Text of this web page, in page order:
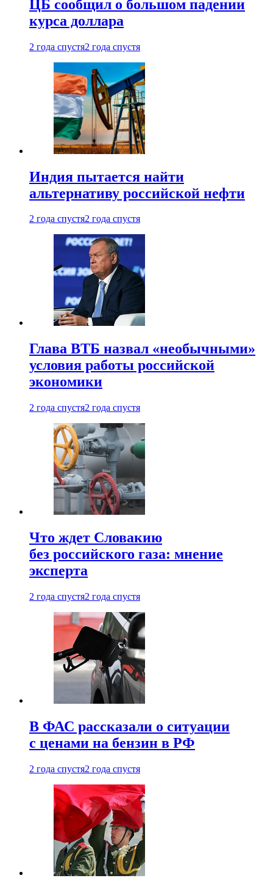
ЦБ сообщил о большом падении
курса доллара
2 года спустя2 года спустя
Индия пытается найти
альтернативу российской нефти
2 года спустя2 года спустя
Глава ВТБ назвал «необычными»
условия работы российской
экономики
2 года спустя2 года спустя
Что ждет Словакию
без российского газа: мнение
эксперта
2 года спустя2 года спустя
В ФАС рассказали о ситуации
с ценами на бензин в РФ
2 года спустя2 года спустя